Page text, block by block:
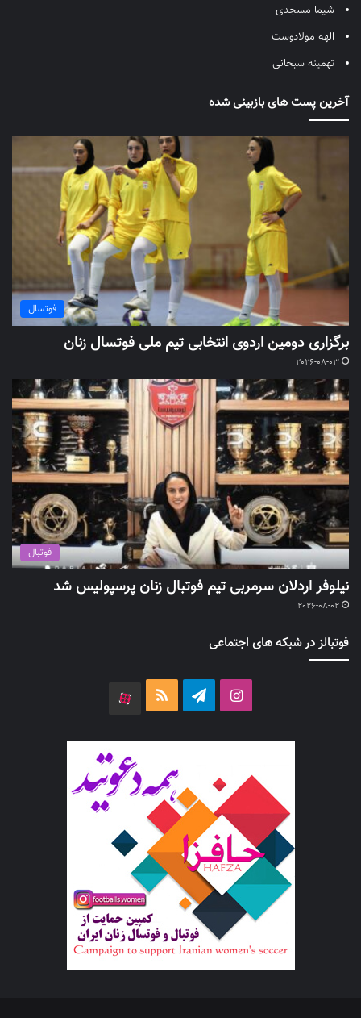
شیما مسجدی
الهه مولادوست
تهمینه سبحانی
آخرین پست های بازبینی شده
فوتسال
برگزاری دومین اردوی انتخابی تیم ملی فوتسال زنان
2026-08-03
فوتبال
نیلوفر اردلان سرمربی تیم فوتبال زنان پرسپولیس شد
2026-08-02
فوتبالز در شبکه های اجتماعی
اینستاگرامتلگرام خوراک